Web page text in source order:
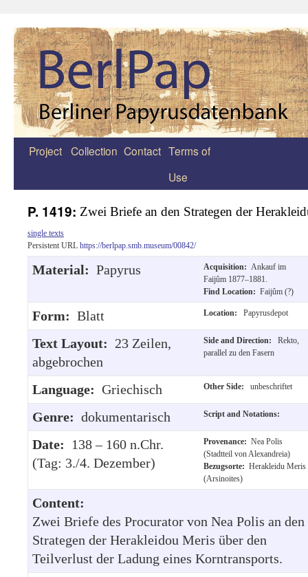
Zum
Project Collection Contact Terms of
Use
P. 1419: Zwei Briefe an den Strategen der
single texts
Persistent URL https://berlpap.smb.museum/00842/
Material: Papyrus Acquisition: Ankauf im
Faijûm 1877–1881.
Find Location: Faijûm (?)
Form: Blatt Location: Papyrusdepot
Text Layout: 23 Zeilen,
abgebrochen
Side and Direction:
Rekto,
parallel zu den Fasern
Language: Griechisch Other Side: unbeschriftet
Genre: dokumentarisch Script and Notations:
Date: 138 – 160 n.Chr.
(Tag: 3./4. Dezember)
Provenance: Nea Polis
(Stadtteil von Alexandreia)
Bezugsorte: Herakleidu Meris
(Arsinoites)
Content:
Zwei Briefe des Procurator von Nea Polis an den
Strategen der Herakleidou Meris über den
Teilverlust der Ladung eines Korntransports.